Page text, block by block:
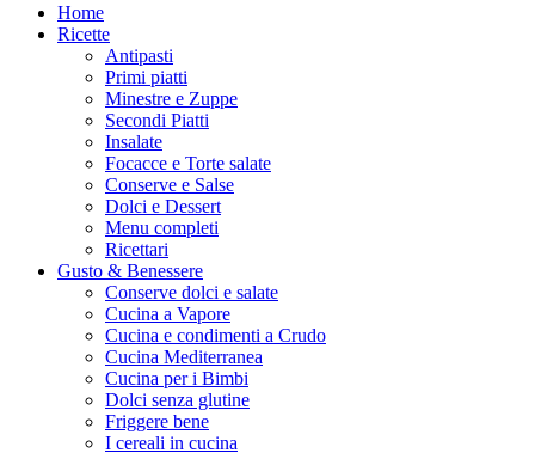
Home
Ricette
Antipasti
Primi piatti
Minestre e Zuppe
Secondi Piatti
Insalate
Focacce e Torte salate
Conserve e Salse
Dolci e Dessert
Menu completi
Ricettari
Gusto & Benessere
Conserve dolci e salate
Cucina a Vapore
Cucina e condimenti a Crudo
Cucina Mediterranea
Cucina per i Bimbi
Dolci senza glutine
Friggere bene
I cereali in cucina